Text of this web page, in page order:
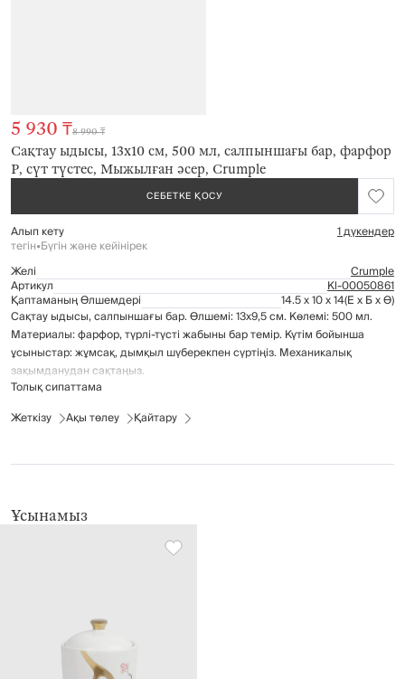
Сақтау ыдысы, 13x10 см, 500 мл, салпыншағы бар, фарфор
Р, сүт түстес, Мыжылған әсер, Crumple
5 930 ₸8 990 ₸
СЕБЕТКЕ ҚОСУ
Алып кету 1 дүкендер
тегін•Бүгін және кейінірек
Желі
Crumple
Артикул Kl-00050861
Қаптаманың Өлшемдері 14.5 x 10 x 14(Е x Б x Ө)
Сақтау ыдысы, салпыншағы бар. Өлшемі: 13х9,5 см. Көлемі: 500 мл.
Материалы: фарфор, түрлі-түсті жабыны бар темір. Күтім бойынша
ұсыныстар: жұмсақ, дымқыл шүберекпен сүртіңіз. Механикалық
зақымданудан сақтаңыз.
Толық сипаттама
Жеткізу
Ақы төлеу Қайтару
Ұсынамыз